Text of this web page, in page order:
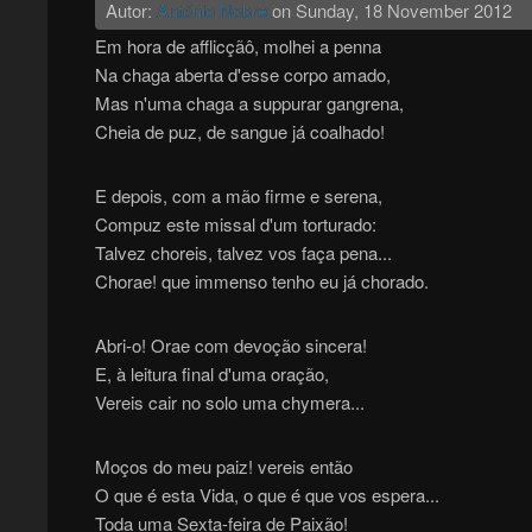
Autor: António Nobreon Sunday, 18 November 2012
Em hora de afflicçãô, molhei a penna
Na chaga aberta d'esse corpo amado,
Mas n'uma chaga a suppurar gangrena,
Cheia de puz, de sangue já coalhado!
E depois, com a mão firme e serena,
Compuz este missal d'um torturado:
Talvez choreis, talvez vos faça pena...
Chorae! que immenso tenho eu já chorado.
Abri-o! Orae com devoção sincera!
E, à leitura final d'uma oração,
Vereis cair no solo uma chymera...
Moços do meu paiz! vereis então
O que é esta Vida, o que é que vos espera...
Toda uma Sexta-feira de Paixão!